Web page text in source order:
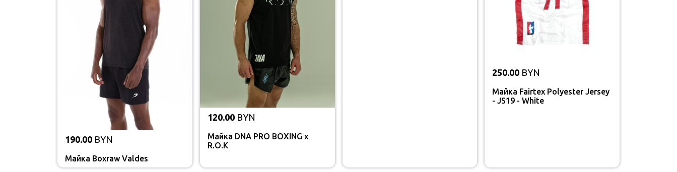
190.00 BYN
Майка Boxraw Valdes
120.00 BYN
Майка DNA PRO BOXING x
R.O.K
250.00 BYN
Майка Fairtex Polyester Jersey
- JS19 - White